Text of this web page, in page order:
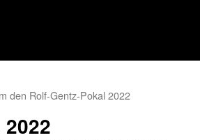
den Rolf-Gentz-Pokal 2022